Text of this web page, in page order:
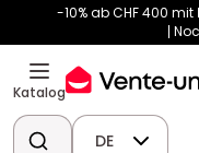
-10% ab CHF 400 mit
Katalog
DE